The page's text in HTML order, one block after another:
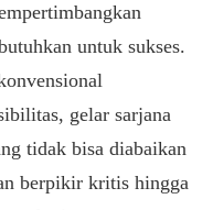
untuk sukses.
gelar sarjana
tidak bisa diabaikan
berpikir kritis hingga